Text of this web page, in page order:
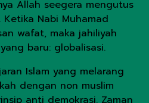
Allah seegera mengutus
Nabi Muhamad
wafat, maka jahiliyah
baru: globalisasi.
Islam yang melarang
dengan non muslim
anti demokrasi. Zaman